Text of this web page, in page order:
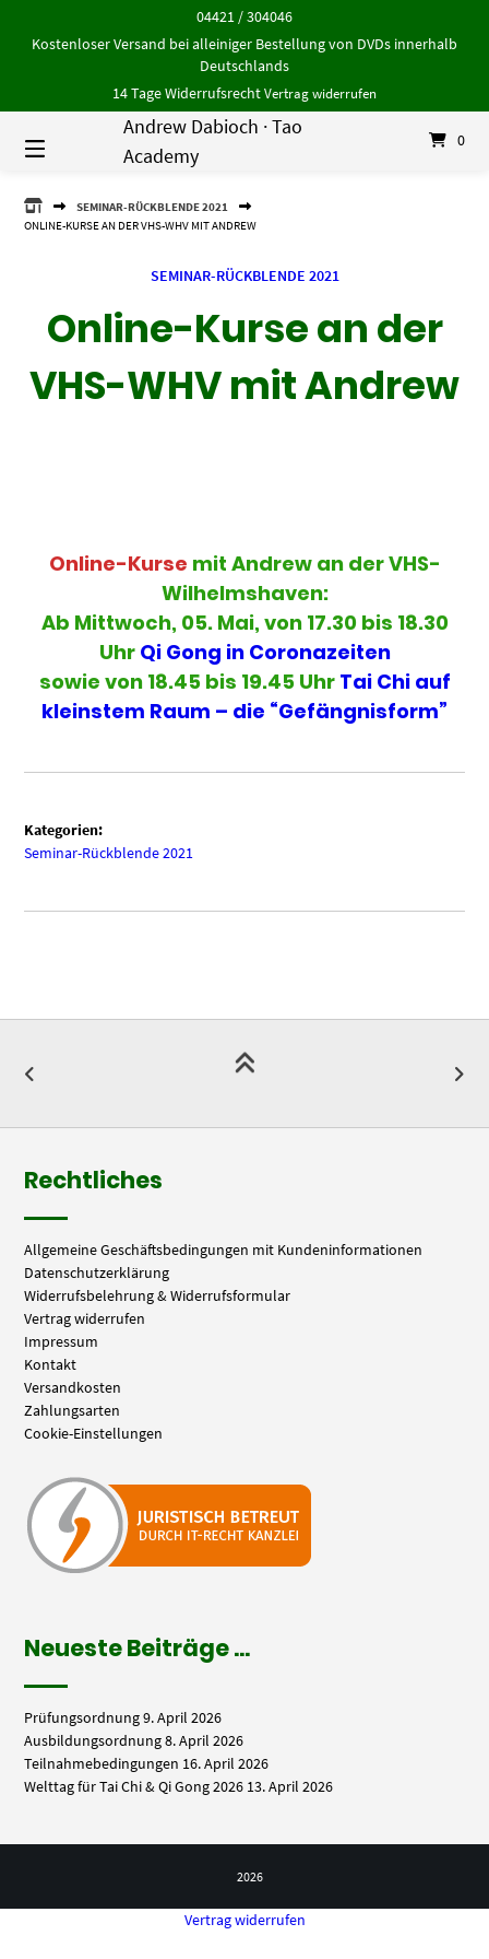
Inhalt
04421 / 304046
Kostenloser Versand bei alleiniger Bestellung von DVDs innerhalb
Deutschlands
14 Tage WiderrufsrechtVertrag widerrufen
Andrew Dabioch · Tao
Academy
0
ANDREW
DABIOCH
SEMINAR-RÜCKBLENDE 2021
ONLINE-KURSE AN DER VHS-WHV MIT ANDREW
SEMINAR-RÜCKBLENDE 2021
Online-Kurse an der
VHS-WHV mit Andrew
Online-Kurse mit Andrew an der VHS-
Wilhelmshaven:
Ab Mittwoch, 05. Mai, von 17.30 bis 18.30
Uhr Qi Gong in Coronazeiten
sowie von 18.45 bis 19.45 Uhr Tai Chi auf
kleinstem Raum – die “Gefängnisform”
Kategorien:
Seminar-Rückblende 2021
Rechtliches
Allgemeine Geschäftsbedingungen mit Kundeninformationen
Datenschutzerklärung
Widerrufsbelehrung & Widerrufsformular
Vertrag widerrufen
Impressum
Kontakt
Versandkosten
Zahlungsarten
Cookie-Einstellungen
Neueste Beiträge …
Prüfungsordnung9. April 2026
Ausbildungsordnung8. April 2026
Teilnahmebedingungen 16. April 2026
Welttag für Tai Chi & Qi Gong 2026 13. April 2026
2026
Vertrag widerrufen